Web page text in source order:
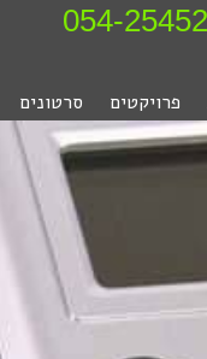
פרויקטים סרטונים